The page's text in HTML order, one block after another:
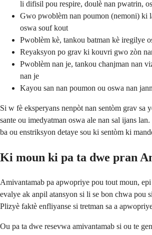
li difisil pou respire, doulè nan pwatrin,
Gwo pwoblèm nan poumon (nemoni) ki
oswa souf kout
Pwoblèm kè, tankou batman kè iregilye
Reyaksyon po grav ki kouvri gwo zòn
Pwoblèm nan je, tankou chanjman nan
nan je
Kayou san nan poumon ou oswa nan
Si w fè eksperyans nenpòt nan sentòm grav sa
sante ou imedyatman oswa ale nan sal ijans
ba ou enstriksyon detaye sou ki sentòm ki
Ki moun ki pa ta dwe pran
Amivantamab pa apwopriye pou tout moun,
evalye ak anpil atansyon si li se bon chwa pou
Plizyè faktè enfliyanse si tretman sa a
Ou pa ta dwe resevwa amivantamab si ou te